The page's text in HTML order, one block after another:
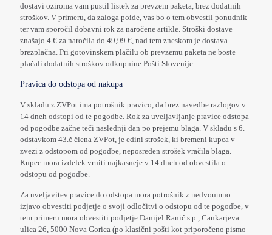
dostavi oziroma vam pustil listek za prevzem paketa, brez dodatnih
stroškov. V primeru, da zaloga poide, vas bo o tem obvestil ponudnik
ter vam sporočil dobavni rok za naročene artikle. Stroški dostave
znašajo 4 € za naročila do 49,99 €, nad tem zneskom je dostava
brezplačna. Pri gotovinskem plačilu ob prevzemu paketa ne boste
plačali dodatnih stroškov odkupnine Pošti Slovenije.
Pravica do odstopa od nakupa
V skladu z ZVPot ima potrošnik pravico, da brez navedbe razlogov v
14 dneh odstopi od te pogodbe. Rok za uveljavljanje pravice odstopa
od pogodbe začne teči naslednji dan po prejemu blaga. V skladu s 6.
odstavkom 43.č člena ZVPot, je edini strošek, ki bremeni kupca v
zvezi z odstopom od pogodbe, neposreden strošek vračila blaga.
Kupec mora izdelek vrniti najkasneje v 14 dneh od obvestila o
odstopu od pogodbe.
Za uveljavitev pravice do odstopa mora potrošnik z nedvoumno
izjavo obvestiti podjetje o svoji odločitvi o odstopu od te pogodbe, v
tem primeru mora obvestiti podjetje Danijel Ranić s.p., Cankarjeva
ulica 26, 5000 Nova Gorica (po klasični pošti kot priporočeno pismo